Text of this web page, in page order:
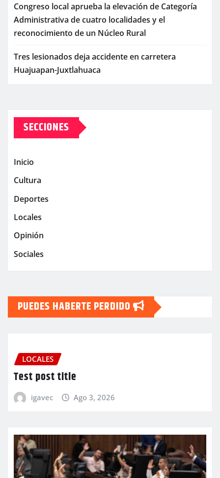
Congreso local aprueba la elevación de Categoría
Administrativa de cuatro localidades y el
reconocimiento de un Núcleo Rural
Tres lesionados deja accidente en carretera
Huajuapan-Juxtlahuaca
SECCIONES
Inicio
Cultura
Deportes
Locales
Opinión
Sociales
PUEDES HABERTE PERDIDO
LOCALES
Test post title
igavec Ago 3, 2026